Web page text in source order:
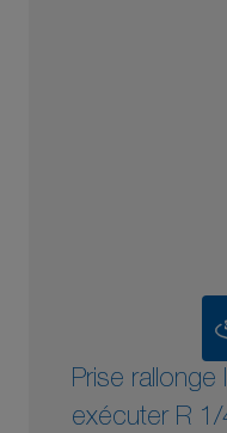
Prise rallonge
exécuter R